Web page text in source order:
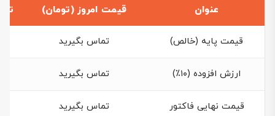
عنوان قیمت امروز (تومان)
قیمت پایه (خالص) تماس بگیرید
ارزش افزوده (۱۰٪) تماس بگیرید
قیمت نهایی فاکتور تماس بگیرید